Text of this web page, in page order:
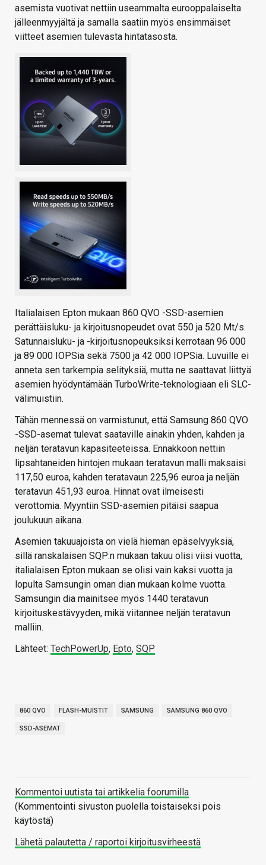
asemista vuotivat nettiin useammalta eurooppalaiselta
jälleenmyyjältä ja samalla saatiin myös ensimmäiset
viitteet asemien tulevasta hintatasosta.
Italialaisen Epton mukaan 860 QVO -SSD-asemien
perättäisluku- ja kirjoitusnopeudet ovat 550 ja 520 Mt/s.
Satunnaisluku- ja -kirjoitusnopeuksiksi kerrotaan 96 000
ja 89 000 IOPSia sekä 7500 ja 42 000 IOPSia. Luvuille ei
anneta sen tarkempia selityksiä, mutta ne saattavat liittyä
asemien hyödyntämään TurboWrite-teknologiaan eli SLC-
välimuistiin.
Tähän mennessä on varmistunut, että Samsung 860 QVO
-SSD-asemat tulevat saataville ainakin yhden, kahden ja
neljän teratavun kapasiteeteissa. Ennakkoon nettiin
lipsahtaneiden hintojen mukaan teratavun malli maksaisi
117,50 euroa, kahden teratavaun 225,96 euroa ja neljän
teratavun 451,93 euroa. Hinnat ovat ilmeisesti
verottomia. Myyntiin SSD-asemien pitäisi saapua
joulukuun aikana.
Asemien takuuajoista on vielä hieman epäselvyyksiä,
sillä ranskalaisen SQP:n mukaan takuu olisi viisi vuotta,
italialaisen Epton mukaan se olisi vain kaksi vuotta ja
lopulta Samsungin oman dian mukaan kolme vuotta.
Samsungin dia mainitsee myös 1440 teratavun
kirjoituskestävyyden, mikä viitannee neljän teratavun
malliin.
Lähteet: TechPowerUp, Epto, SQP
860 QVO FLASH-MUISTIT SAMSUNG SAMSUNG 860 QVO
SSD-ASEMAT
Kommentoi uutista tai artikkelia foorumilla
(Kommentointi sivuston puolella toistaiseksi pois
käytöstä)
Lähetä palautetta / raportoi kirjoitusvirheestä